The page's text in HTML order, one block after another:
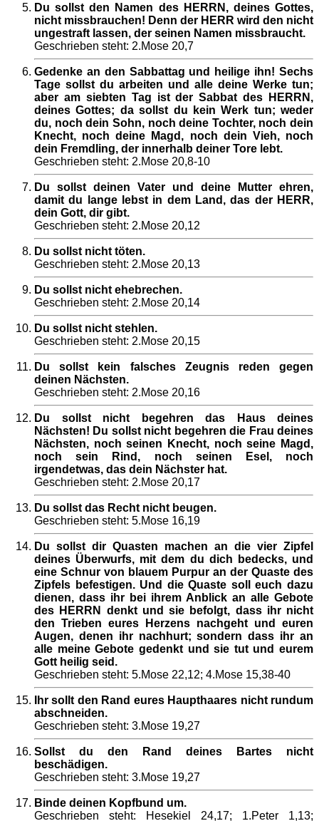
Du sollst den Namen des HERRN, deines Gottes,
nicht missbrauchen! Denn der HERR wird den nicht
ungestraft lassen, der seinen Namen missbraucht.
Geschrieben steht: 2.Mose 20,7
Gedenke an den Sabbattag und heilige ihn! Sechs
Tage sollst du arbeiten und alle deine Werke tun;
aber am siebten Tag ist der Sabbat des HERRN,
deines Gottes; da sollst du kein Werk tun; weder
du, noch dein Sohn, noch deine Tochter, noch dein
Knecht, noch deine Magd, noch dein Vieh, noch
dein Fremdling, der innerhalb deiner Tore lebt.
Geschrieben steht: 2.Mose 20,8-10
Du sollst deinen Vater und deine Mutter ehren,
damit du lange lebst in dem Land, das der HERR,
dein Gott, dir gibt.
Geschrieben steht: 2.Mose 20,12
Du sollst nicht töten.
Geschrieben steht: 2.Mose 20,13
Du sollst nicht ehebrechen.
Geschrieben steht: 2.Mose 20,14
Du sollst nicht stehlen.
Geschrieben steht: 2.Mose 20,15
Du sollst kein falsches Zeugnis reden gegen
deinen Nächsten.
Geschrieben steht: 2.Mose 20,16
Du sollst nicht begehren das Haus deines
Nächsten! Du sollst nicht begehren die Frau deines
Nächsten, noch seinen Knecht, noch seine Magd,
noch sein Rind, noch seinen Esel, noch
irgendetwas, das dein Nächster hat.
Geschrieben steht: 2.Mose 20,17
Du sollst das Recht nicht beugen.
Geschrieben steht: 5.Mose 16,19
Du sollst dir Quasten machen an die vier Zipfel
deines Überwurfs, mit dem du dich bedecks, und
eine Schnur von blauem Purpur an der Quaste des
Zipfels befestigen. Und die Quaste soll euch dazu
dienen, dass ihr bei ihrem Anblick an alle Gebote
des HERRN denkt und sie befolgt, dass ihr nicht
den Trieben eures Herzens nachgeht und euren
Augen, denen ihr nachhurt; sondern dass ihr an
alle meine Gebote gedenkt und sie tut und eurem
Gott heilig seid.
Geschrieben steht: 5.Mose 22,12; 4.Mose 15,38-40
Ihr sollt den Rand eures Haupthaares nicht rundum
abschneiden.
Geschrieben steht: 3.Mose 19,27
Sollst du den Rand deines Bartes nicht
beschädigen.
Geschrieben steht: 3.Mose 19,27
Binde deinen Kopfbund um.
Geschrieben steht: Hesekiel 24,17; 1.Peter 1,13;